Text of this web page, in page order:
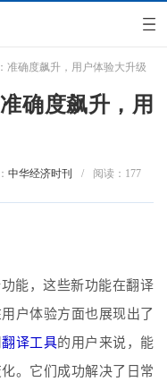
准确度飙升，用户体验大升级
确度飙升，用
中华经济时刊 / 阅读： 177
能，这些新功能在翻译
户体验方面也展现出了
翻译工具的用户来说，能
。它们成功解决了日常